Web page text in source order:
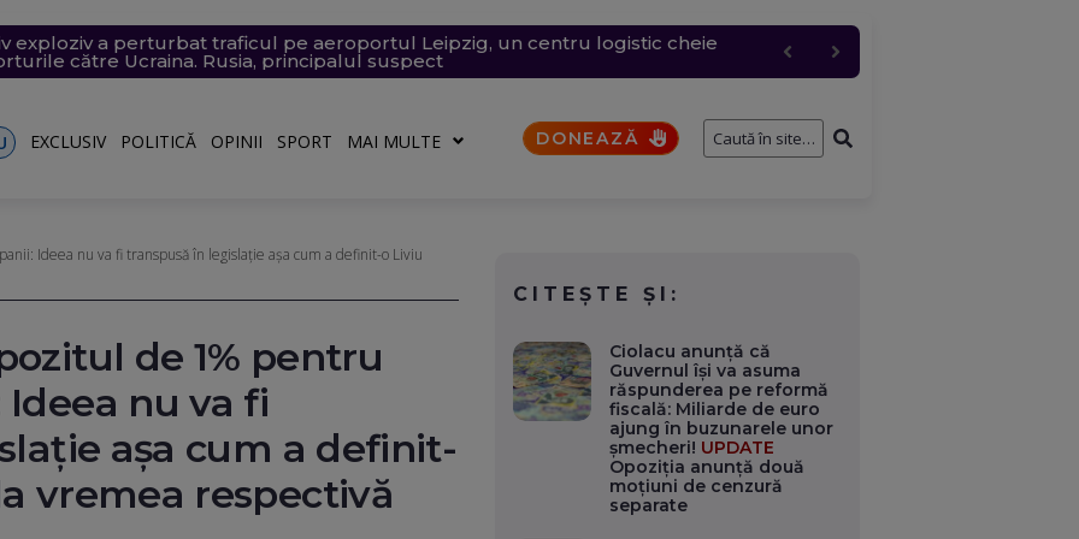
exploziv a perturbat traficul pe aeroportul Leipzig, un centru logistic cheie
către Ucraina. Rusia, principalul suspect
într-un dosar de pornografie infantilă. Explicația fostului consilier
în dreptul unei plaje din Mamaia (Video). Aparatul va fi analizat de SRI
lui Nicușor Dan, și-a publicat declarațiile de avere și de interese. Ce case,
are la Dacia
în Franța. 402 oameni arestați, dintre care 156 sunt minori
EXCLUSIV POLITICĂ OPINII SPORT MAI MULTE DONEAZĂ
Ideea nu va fi transpusă în legislație așa cum a definit-o Liviu
de 1% pentru
nu va fi
așa cum a definit-
vremea respectivă
CITEȘTE ȘI:
Ciolacu anunță că
Guvernul își va asuma
răspunderea pe reformă
fiscală: Miliarde de euro
ajung în buzunarele unor
șmecheri! UPDATE
Opoziția anunță două
moțiuni de cenzură
separate